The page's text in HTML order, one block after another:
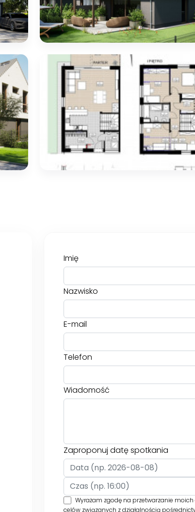
Imię
Nazwisko
E-mail
Telefon
Wiadomość
Zaproponuj datę spotkania
Wyrażam zgodę na przetwarzanie
celów związanych z działalnością